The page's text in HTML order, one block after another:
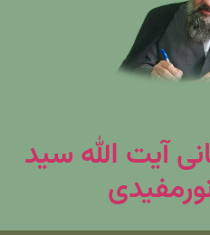
آیت الله سید